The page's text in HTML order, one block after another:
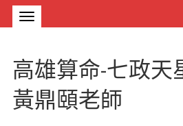
高雄算命-七政天
黃鼎頤老師